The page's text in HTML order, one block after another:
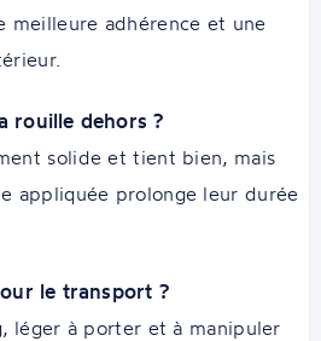
meilleure adhérence et une
rouille dehors ?
solide et tient bien, mais
appliquée prolonge leur durée
le transport ?
léger à porter et à manipuler